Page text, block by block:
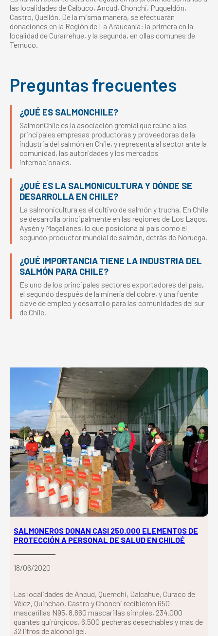
las localidades de Calbuco, Ancud, Chonchi, Puqueldón,
Castro, Quellón. De la misma manera, se efectuarán
donaciones en la Región de La Araucanía: la primera en la
localidad de Curarrehue, y la segunda, en ollas comunes de
Temuco.
Preguntas frecuentes
¿QUÉ ES SALMONCHILE?
SalmonChile es la asociación gremial que reúne a las
principales empresas productoras y proveedoras de la
industria del salmón en Chile, y representa al sector ante la
comunidad, las autoridades y los mercados
internacionales.
¿QUÉ ES LA SALMONICULTURA Y DÓNDE SE
DESARROLLA EN CHILE?
La salmonicultura es el cultivo de salmón y trucha. En Chile
se desarrolla principalmente en las regiones de Los Lagos,
Aysén y Magallanes, lo que posiciona al país como el
segundo productor mundial de salmón, detrás de Noruega.
¿QUÉ IMPORTANCIA TIENE LA INDUSTRIA DEL
SALMÓN PARA CHILE?
Es uno de los principales sectores exportadores del país,
el segundo después de la minería del cobre, y una fuente
clave de empleo y desarrollo para las comunidades del sur
de Chile.
SALMONEROS DONAN CASI 250.000 ELEMENTOS DE
PROTECCIÓN A PERSONAL DE SALUD EN CHILOÉ
18/06/2020
Las localidades de Ancud, Quemchi, Dalcahue, Curaco de
Vélez, Quinchao, Castro y Chonchi recibieron 650
mascarillas N95, 8.660 mascarillas simples, 234.000
guantes quirúrgicos, 6.500 pecheras desechables y más de
32 litros de alcohol gel.